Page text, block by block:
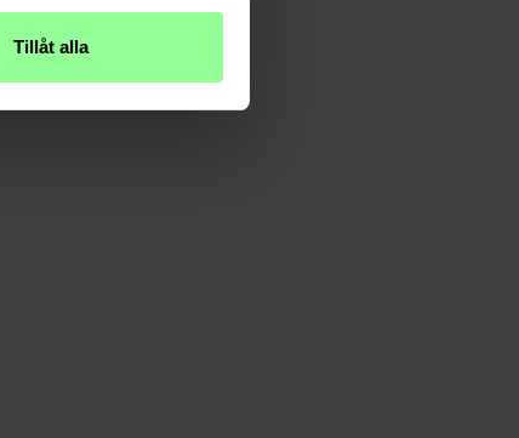
Tillåt alla